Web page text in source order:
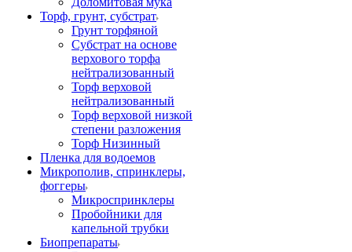
Торф, грунт, субстрат
Грунт торфяной
Субстрат на основе
верхового торфа
нейтрализованный
Торф верховой
нейтрализованный
Торф верховой низкой
степени разложения
Торф Низинный
Пленка для водоемов
Микрополив, спринклеры,
фоггеры
Микроспринклеры
Пробойники для
капельной трубки
Биопрепараты